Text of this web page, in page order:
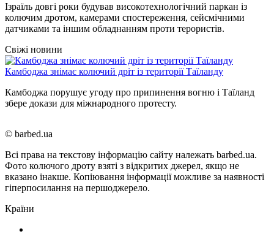
Ізраїль довгі роки будував високотехнологічний паркан із
колючим дротом, камерами спостереження, сейсмічними
датчиками та іншим обладнанням проти терористів.
Свіжі новини
Камбоджа знімає колючий дріт із території Таїланду
Камбоджа порушує угоду про припинення вогню і Таїланд
збере докази для міжнародного протесту.
© barbed.ua
Всі права на текстову інформацію сайту належать barbed.ua.
Фото колючого дроту взяті з відкритих джерел, якщо не
вказано інакше. Копіювання інформації можливе за наявності
гіперпосилання на першоджерело.
Країни